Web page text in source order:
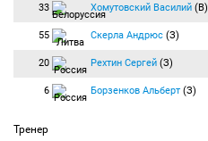
33 Хомутовский Василий (В)
55 Скерла Андрюс (З)
20 Рехтин Сергей (З)
6 Борзенков Альберт (З)
Тренер